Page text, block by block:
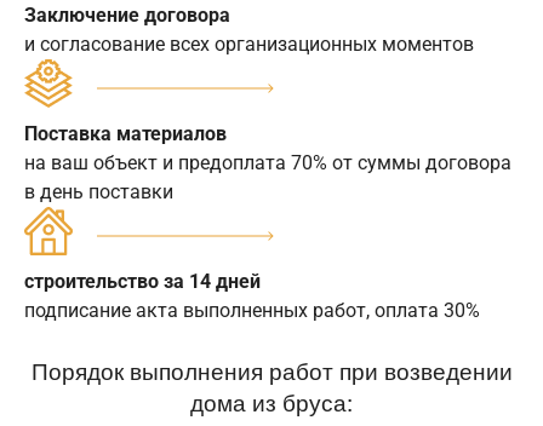
Заключение договора
и согласование всех организационных моментов
Поставка материалов
на ваш объект и предоплата 70% от суммы договора
в день поставки
строительство за 14 дней
подписание акта выполненных работ, оплата 30%
Порядок выполнения работ при возведении
дома из бруса: